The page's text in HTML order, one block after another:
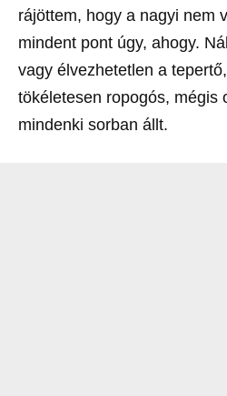
rájöttem, hogy a nagyi nem
mindent pont úgy, ahogy.
vagy élvezhetetlen a
tökéletesen ropogós, mégis
mindenki sorban állt.